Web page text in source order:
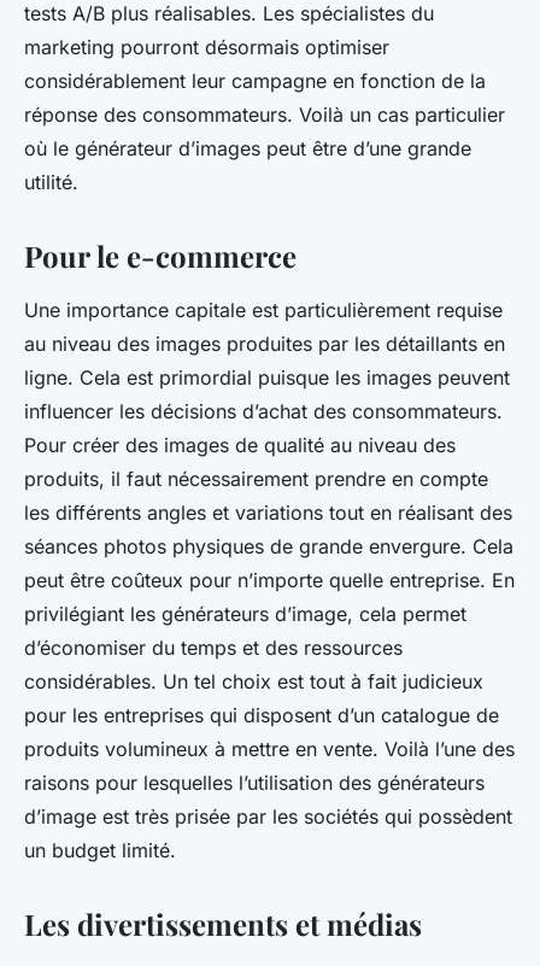
tests A/B plus réalisables. Les spécialistes du
marketing pourront désormais optimiser
considérablement leur campagne en fonction de la
réponse des consommateurs. Voilà un cas particulier
où le générateur d’images peut être d’une grande
utilité.
Pour le e-commerce
Une importance capitale est particulièrement requise
au niveau des images produites par les détaillants en
ligne. Cela est primordial puisque les images peuvent
influencer les décisions d’achat des consommateurs.
Pour créer des images de qualité au niveau des
produits, il faut nécessairement prendre en compte
les différents angles et variations tout en réalisant des
séances photos physiques de grande envergure. Cela
peut être coûteux pour n’importe quelle entreprise. En
privilégiant les générateurs d’image, cela permet
d’économiser du temps et des ressources
considérables. Un tel choix est tout à fait judicieux
pour les entreprises qui disposent d’un catalogue de
produits volumineux à mettre en vente. Voilà l’une des
raisons pour lesquelles l’utilisation des générateurs
d’image est très prisée par les sociétés qui possèdent
un budget limité.
Les divertissements et médias